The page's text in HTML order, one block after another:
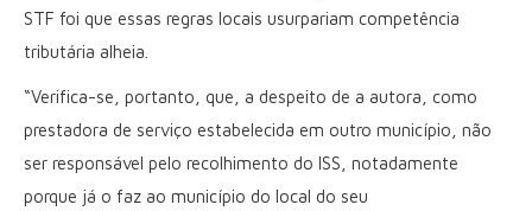
STF foi que essas regras locais usurpariam competência
tributária alheia.
“Verifica-se, portanto, que, a despeito de a autora, como
prestadora de serviço estabelecida em outro município, não
ser responsável pelo recolhimento do ISS, notadamente
porque já o faz ao município do local do seu